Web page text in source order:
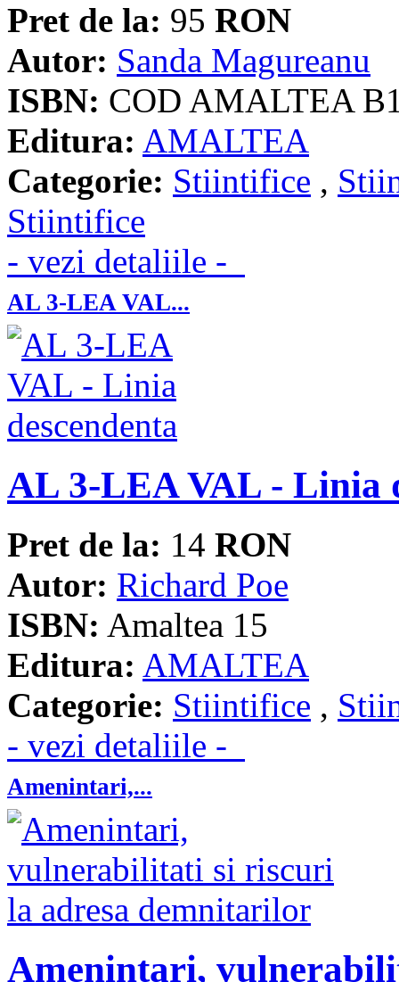
Pret de la: 95 RON
Autor: Sanda Magureanu
ISBN: COD AMALTEA
Editura: AMALTEA
Categorie: Stiintifice ,
Stiintifice
- vezi detaliile -
AL 3-LEA VAL...
AL 3-LEA VAL - Linia
Pret de la: 14 RON
Autor: Richard Poe
ISBN: Amaltea 15
Editura: AMALTEA
Categorie: Stiintifice ,
- vezi detaliile -
Amenintari,...
Amenintari,